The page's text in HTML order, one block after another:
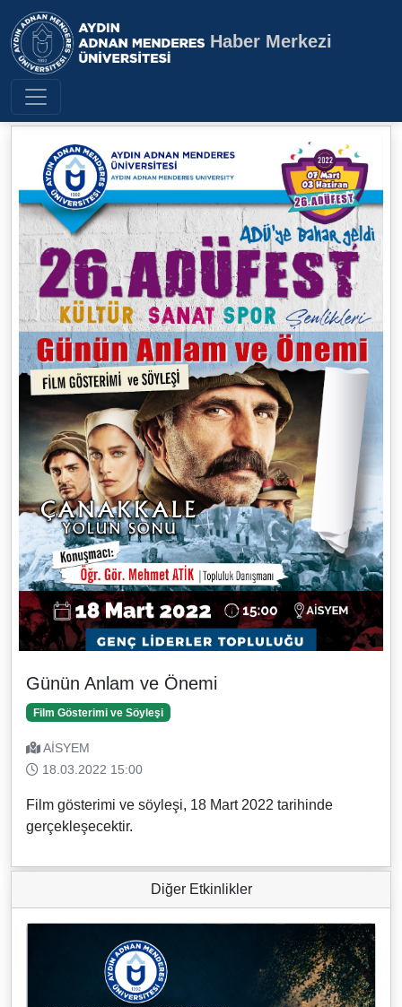
Aydın Adnan Menderes
Haber Merkezi
Günün Anlam ve Önemi
Film Gösterimi ve Söyleşi
AİSYEM
18.03.2022 15:00
Film gösterimi ve söyleşi, 18 Mart 2022 tarihinde
gerçekleşecektir.
Diğer Etkinlikler